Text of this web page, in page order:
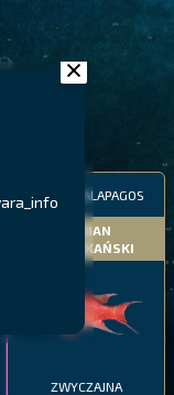
WYSPY GALAPAGOS
BODIAN
MEKSYKAŃSKI
ZWYCZAJNA